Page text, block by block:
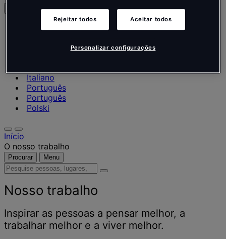
English
Italiano
Português
Português
Polski
Início
O nosso trabalho
Procurar Menu
Pesquise
lugares,
notícias
e
insights
Nosso trabalho
Inspirar as pessoas a pensar melhor, a
trabalhar melhor e a viver melhor.
Rejeitar todos Aceitar todos
Personalizar configurações